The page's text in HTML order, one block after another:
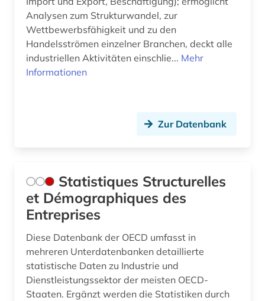
Analysen zum Strukturwandel, zur
Wettbewerbsfähigkeit und zu den
Handelsströmen einzelner Branchen, deckt alle
industriellen Aktivitäten einschlie... Mehr
Informationen
Zur Datenbank
Statistiques Structurelles
et Démographiques des
Entreprises
Diese Datenbank der OECD umfasst in
mehreren Unterdatenbanken detaillierte
statistische Daten zu Industrie und
Dienstleistungssektor der meisten OECD-
Staaten. Ergänzt werden die Statistiken durch